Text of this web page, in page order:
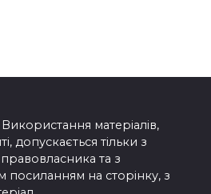
матеріалів,
допускається тільки з
та з
на сторінку, з